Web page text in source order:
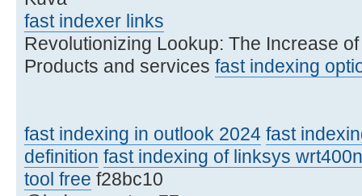
fast indexer links
Revolutionizing Lookup: The Increase
Products and services fast indexing
fast indexing in outlook 2024 fast
definition fast indexing of linksys
tool free f28bc10